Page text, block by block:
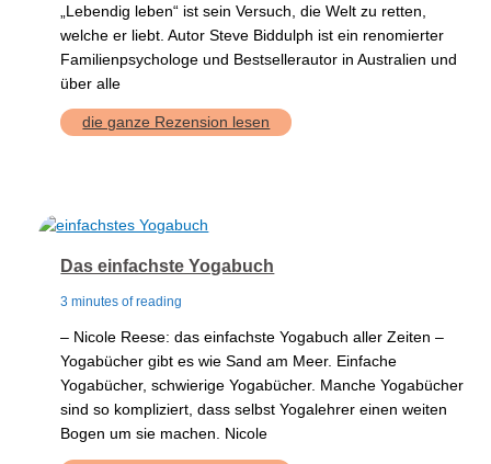
„Lebendig leben“ ist sein Versuch, die Welt zu retten,
welche er liebt. Autor Steve Biddulph ist ein renomierter
Familienpsychologe und Bestsellerautor in Australien und
über alle
S.Biddulph:
Lebendig
die ganze Rezension lesen
Das einfachste Yogabuch
3 minutes of reading
– Nicole Reese: das einfachste Yogabuch aller Zeiten –
Yogabücher gibt es wie Sand am Meer. Einfache
Yogabücher, schwierige Yogabücher. Manche Yogabücher
sind so kompliziert, dass selbst Yogalehrer einen weiten
Bogen um sie machen. Nicole